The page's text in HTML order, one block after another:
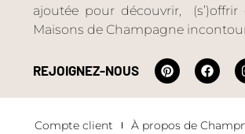
ajoutée pour découvrir,
Maisons de Champagne
REJOIGNEZ-NOUS
Compte client À propos de